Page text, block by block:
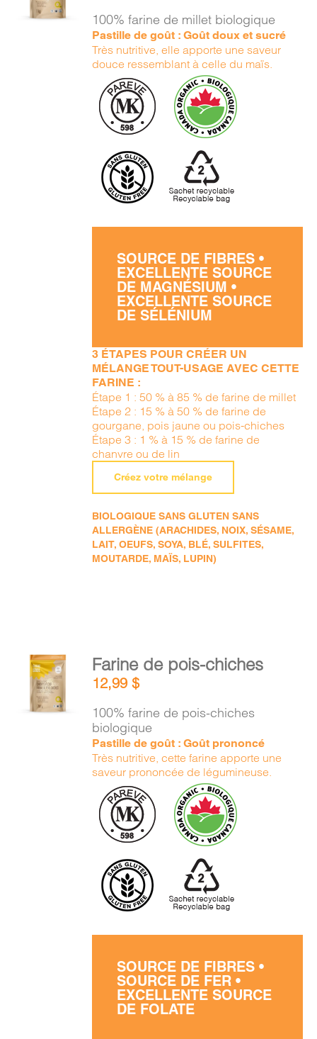
100% farine de millet biologique
Pastille de goût : Goût doux et sucré
Très nutritive, elle apporte une saveur
douce ressemblant à celle du maïs.
SOURCE DE FIBRES •
EXCELLENTE SOURCE
DE MAGNÉSIUM •
EXCELLENTE SOURCE
DE SÉLÉNIUM
3 ÉTAPES POUR CRÉER UN
MÉLANGE TOUT-USAGE AVEC CETTE
FARINE :
Étape 1 : 50 % à 85 % de farine de millet
Étape 2 : 15 % à 50 % de farine de
gourgane, pois jaune ou pois-chiches
Étape 3 : 1 % à 15 % de farine de
chanvre ou de lin
Créez votre mélange
BIOLOGIQUE SANS GLUTEN SANS
ALLERGÈNE (ARACHIDES, NOIX, SÉSAME,
LAIT, OEUFS, SOYA, BLÉ, SULFITES,
MOUTARDE, MAÏS, LUPIN)
AJOUTER
AU
PANIER
Farine de pois-chiches
12,99$
100% farine de pois-chiches
biologique
Pastille de goût : Goût prononcé
Très nutritive, cette farine apporte une
saveur prononcée de légumineuse.
SOURCE DE FIBRES •
SOURCE DE FER •
EXCELLENTE SOURCE
DE FOLATE